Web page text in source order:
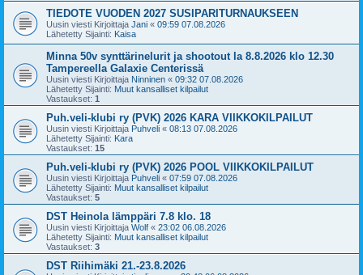
TIEDOTE VUODEN 2027 SUSIPARITURNAUKSEEN
Uusin viesti Kirjoittaja Jani « 09:59 07.08.2026
Lähetetty Sijainti: Kaisa
Minna 50v synttärinelurit ja shootout la 8.8.2026 klo 12.30
Tampereella Galaxie Centerissä
Uusin viesti Kirjoittaja Ninninen « 09:32 07.08.2026
Lähetetty Sijainti: Muut kansalliset kilpailut
Vastaukset: 1
Puh.veli-klubi ry (PVK) 2026 KARA VIIKKOKILPAILUT
Uusin viesti Kirjoittaja Puhveli « 08:13 07.08.2026
Lähetetty Sijainti: Kara
Vastaukset: 15
Puh.veli-klubi ry (PVK) 2026 POOL VIIKKOKILPAILUT
Uusin viesti Kirjoittaja Puhveli « 07:59 07.08.2026
Lähetetty Sijainti: Muut kansalliset kilpailut
Vastaukset: 5
DST Heinola lämppäri 7.8 klo. 18
Uusin viesti Kirjoittaja Wolf « 23:02 06.08.2026
Lähetetty Sijainti: Muut kansalliset kilpailut
Vastaukset: 3
DST Riihimäki 21.-23.8.2026